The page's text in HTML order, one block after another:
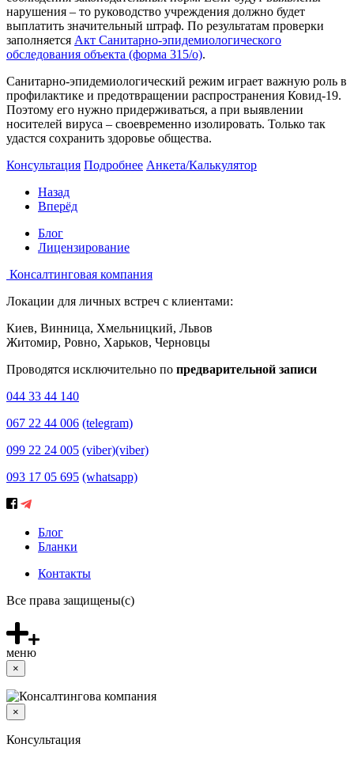
нарушения – то руководство учреждения должно будет
выплатить значительный штраф. По результатам проверки
заполняется Акт Санитарно-эпидемиологического
обследования объекта (форма 315/о).
Санитарно-эпидемиологический режим играет важную роль в
профилактике и предотвращении распространения Ковид-19.
Поэтому его нужно придерживаться, а при выявлении
носителей вируса – своевременно изолировать. Только так
удастся сохранить здоровье общества.
Консультация Подробнее Анкета/Калькулятор
Назад
Вперёд
Блог
Лицензирование
Консалтинговая компания
Локации для личных встреч с клиентами:
Киев, Винница, Хмельницкий, Львов
Житомир, Ровно, Харьков, Черновцы
Проводятся исключительно по предварительной записи
044 33 44 140
067 22 44 006 (telegram)
099 22 24 005 (viber)(viber)
093 17 05 695 (whatsapp)
Блог
Бланки
Контакты
Все права защищены(с)
меню
×
×
Консультация